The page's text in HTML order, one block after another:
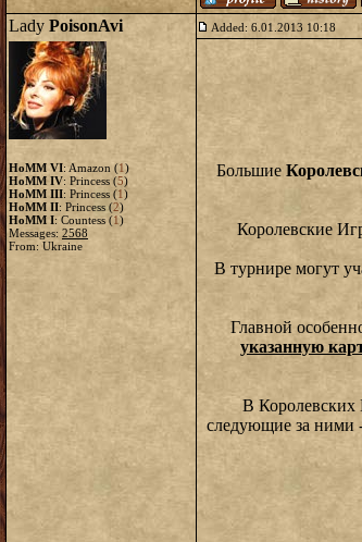
Lady PoisonAvi
HoMM VI: Amazon (1)
HoMM IV: Princess (5)
HoMM III: Princess (1)
HoMM II: Princess (2)
HoMM I: Countess (1)
Messages: 2568
From: Ukraine
Added: 6.01.2013 10:18
Большие
Королевские
В турнире могут
Главной
указанную
В Королевских
следующие за ними